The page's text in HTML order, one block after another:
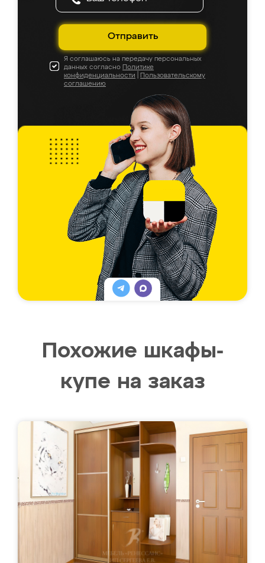
Отправить
Я соглашаюсь на передачу персональных
данных согласно Политике
конфиденциальности
Пользовательскому
соглашению
Похожие шкафы-
купе на заказ